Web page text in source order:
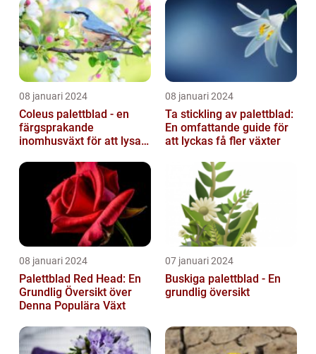
08 januari 2024
Coleus palettblad - en
färgsprakande
inomhusväxt för att lysa
08 januari 2024
Ta stickling av palettblad:
En omfattande guide för
att lyckas få fler växter
08 januari 2024
Palettblad Red Head: En
Grundlig Översikt över
Denna Populära Växt
07 januari 2024
Buskiga palettblad - En
grundlig översikt